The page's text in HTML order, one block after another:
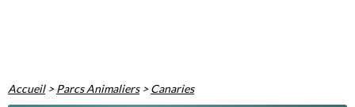
Accueil>Parcs Animaliers>Canaries